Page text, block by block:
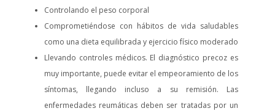
Controlando el peso corporal
Comprometiéndose con hábitos de vida saludables
como una dieta equilibrada y ejercicio físico moderado
Llevando controles médicos. El diagnóstico precoz es
muy importante, puede evitar el empeoramiento de los
síntomas, llegando incluso a su remisión. Las
enfermedades reumáticas deben ser tratadas por un